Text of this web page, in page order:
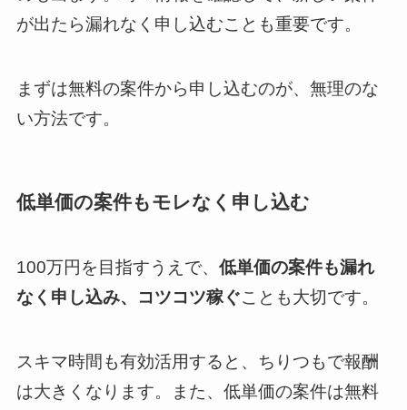
が出たら漏れなく申し込むことも重要です。
まずは無料の案件から申し込むのが、無理のな
い方法です。
低単価の案件もモレなく申し込む
100万円を目指すうえで、 低単価の案件も漏れ
なく申し込み、コツコツ稼ぐことも大切です。
スキマ時間も有効活用すると、ちりつもで報酬
は大きくなります。また、低単価の案件は無料